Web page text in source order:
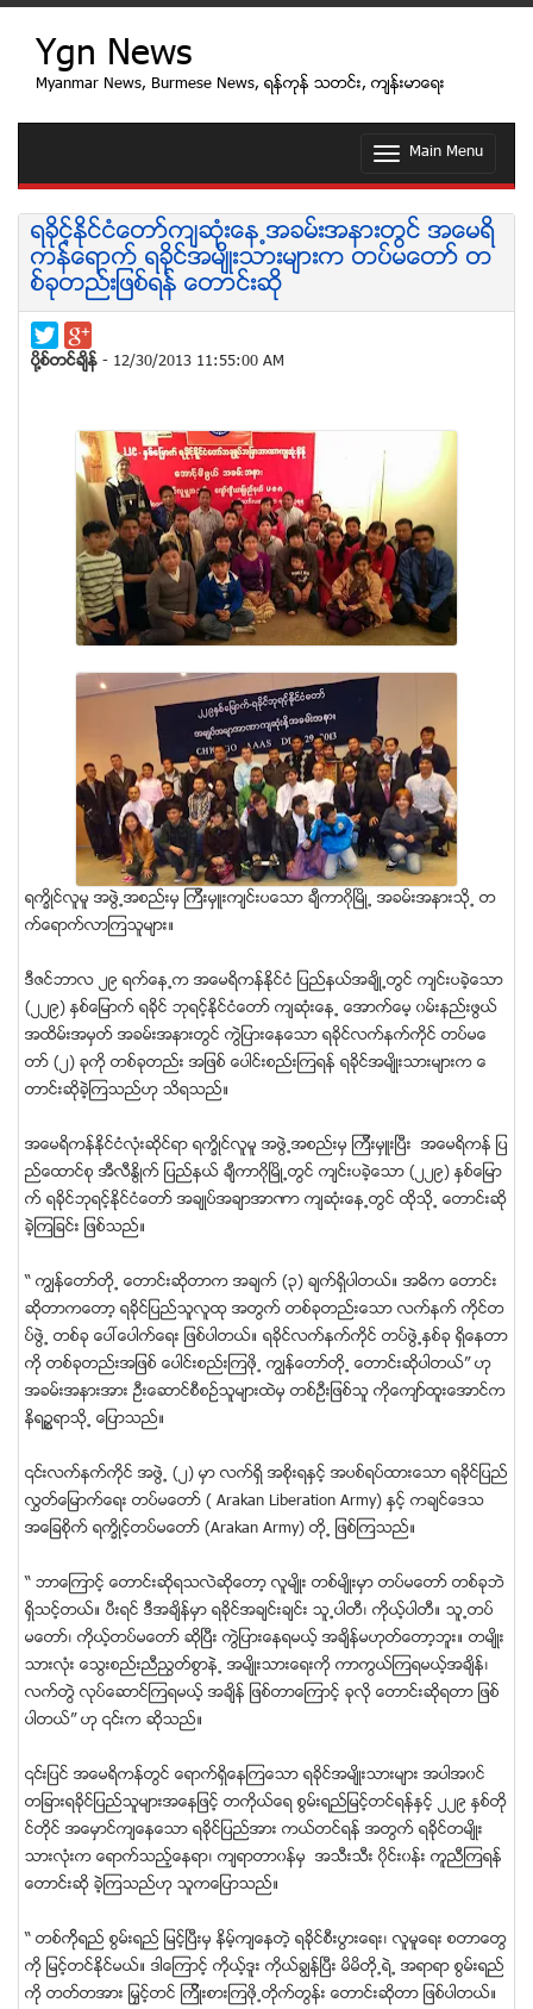
Ygn News
Myanmar News, Burmese News, ရန္ကုန္ သတင္း, က်န္းမာေရး
T
g
l
e
n
Main Menu
ရခိုင့္ႏိုင္ငံေတာ္က်ဆံုးေန႕အခမ္းအနားတြင္ အေမရိ
ကန္ေရာက္ ရခိုင္အမ်ိဳးသားမ်ားက တပ္မေတာ္ တ
စ္ခုတည္းျဖစ္ရန္ ေတာင္းဆို
ပုိ႔စ္တင္ခ်ိန္ - 12/30/2013 11:55:00 AM
ရကၡိဳင္လူမူ အဖြဲ႕အစည္းမွ ၾကီးမွဴးက်င္းပေသာ ခ်ီကာဂိုျမိဳ႕ အခမ္းအနားသို႕ တ
က္ေရာက္လာၾကသူမ်ား။
ဒီဇင္ဘာလ ၂၉ ရက္ေန႕က အေမရိကန္ႏိုင္ငံ ျပည္နယ္အခ်ိဳ႕တြင္ က်င္းပခဲ့ေသာ
(၂၂၉) ႏွစ္ေျမာက္ ရခိုင္ ဘုရင့္ႏိုင္ငံေတာ္ က်ဆံုးေန႕ ေအာက္ေမ့ ၀မ္းနည္းဖြယ္
အထိမ္းအမွတ္ အခမ္းအနားတြင္ ကြဲျပားေနေသာ ရခိုင္လက္နက္ကိုင္ တပ္မေ
တာ္ (၂) ခုကို တစ္ခုတည္း အျဖစ္ ေပါင္းစည္းၾကရန္ ရခိုင္အမ်ိဳးသားမ်ားက ေ
တာင္းဆိုခဲ့ၾကသည္ဟု သိရသည္။
အေမရိကန္ႏိုင္ငံလံုးဆိုင္ရာ ရကၡိဳင္လူမူ အဖြဲ႕အစည္းမွ ၾကီးမွဴးျပီး အေမရိကန္ ျပ
ည္ေထာင္စု အီလီႏိြဳက္ ျပည္နယ္ ခ်ီကာဂိုျမိဳ႕တြင္ က်င္းပခဲ့ေသာ (၂၂၉) ႏွစ္ေျမာ
က္ ရခိုင္ဘုရင့္ႏိုင္ငံေတာ္ အခ်ဳပ္အခ်ာအာဏာ က်ဆံုးေန႕တြင္ ထိုသို႕ ေတာင္းဆို
ခဲ့ၾကျခင္း ျဖစ္သည္။
“ ကၽြန္ေတာ္တို႕ ေတာင္းဆိုတာက အခ်က္ (၃) ခ်က္ရွိပါတယ္။ အဓိက ေတာင္း
ဆိုတာကေတာ့ ရခိုင္ျပည္သူလူထု အတြက္ တစ္ခုတည္းေသာ လက္နက္ ကိုင္တ
ပ္ဖြဲ႕ တစ္ခု ေပၚေပါက္ေရး ျဖစ္ပါတယ္။ ရခိုင္လက္နက္ကိုင္ တပ္ဖြဲ႕ႏွစ္ခု ရွိေနတာ
ကို တစ္ခုတည္းအျဖစ္ ေပါင္းစည္းၾကဖို႕ ကၽြန္ေတာ္တို႕ ေတာင္းဆိုပါတယ္” ဟု
အခမ္းအနားအား ဦးေဆာင္စီစဥ္သူမ်ားထဲမွ တစ္ဦးျဖစ္သူ ကိုေက်ာ္ထူးေအာင္က
နိရဥၥရာသို႕ ေျပာသည္။
၎လက္နက္ကိုင္ အဖြဲ႕ (၂) မွာ လက္ရွိ အစိုးရႏွင့္ အပစ္ရပ္ထားေသာ ရခိုင္ျပည္
လႊတ္ေျမာက္ေရး တပ္မေတာ္ ( Arakan Liberation Army) ႏွင့္ ကခ်င္ေဒသ
အေျခစိုက္ ရကၡိဳင့္တပ္မေတာ္ (Arakan Army) တို႕ ျဖစ္ၾကသည္။
“ ဘာေၾကာင့္ ေတာင္းဆိုရသလဲဆိုေတာ့ လူမ်ိဳး တစ္မ်ိဳးမွာ တပ္မေတာ္ တစ္ခုဘဲ
ရွိသင့္တယ္။ ပီးရင္ ဒီအခ်ိန္မွာ ရခိုင္အခ်င္းခ်င္း သူ႕ပါတီ၊ ကိုယ့္ပါတီ။ သူ႕တပ္
မေတာ္၊ ကုိယ့္တပ္မေတာ္ ဆိုျပီး ကြဲျပားေနရမယ့္ အခ်ိန္မဟုတ္ေတာ့ဘူး။ တမ်ိဳး
သားလံုး ေသြးစည္းညီညြတ္စြာနဲ႕ အမ်ိဳးသားေရးကို ကာကြယ္ၾကရမယ့္အခ်ိန္၊
လက္တြဲ လုပ္ေဆာင္ၾကရမယ့္ အခ်ိန္ ျဖစ္တာေၾကာင့္ ခုလို ေတာင္းဆိုရတာ ျဖစ္
ပါတယ္” ဟု ၎က ဆိုသည္။
၎ျပင္ အေမရိကန္တြင္ ေရာက္ရွိေနၾကေသာ ရခိုင္အမ်ိဳးသားမ်ား အပါအ၀င္
တျခားရခိုင္ျပည္သူမ်ားအေနျဖင့္ တကိုယ္ေရ စြမ္းရည္ျမင့္တင္ရန္ႏွင့္ ၂၂၉ ႏွစ္တို
င္တိုင္ အေမွာင္က်ေနေသာ ရခိုင္ျပည္အား ကယ္တင္ရန္ အတြက္ ရခိုင္တမ်ိဳး
သားလံုးက ေရာက္သည့္ေနရာ၊ က်ရာတာ၀န္မွ အသီးသီး ၀ိုင္း၀န္း ကူညီၾကရန္
ေတာင္းဆို ခဲ့ၾကသည္ဟု သူကေျပာသည္။
“ တစ္ကို္ရည္ စြမ္းရည္ ျမင့္ျပီးမွ နိမ့္က်ေနတဲ့ ရခိုင္စီးပြားေရး၊ လူမူေရး စတာေတြ
ကို ျမင့္တင္ႏိုင္မယ္။ ဒါေၾကာင့္ ကိုယ့္ဒူး ကုိယ္ခၽြန္ျပီး မိမိတို႕ရဲ႕ အရာရာ စြမ္းရည္
ကို တတ္တအား ျမွင့္တင္ ၾက္ိဳးစားၾကဖို႕တိုက္တြန္း ေတာင္းဆိုတာ ျဖစ္ပါတယ္။